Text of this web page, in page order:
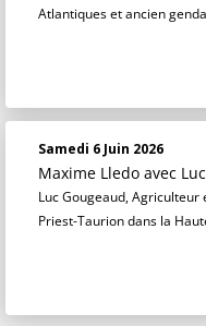
Atlantiques et ancien
Samedi 6 Juin 2026
Maxime Lledo avec
Luc Gougeaud, Agriculteur
Priest-Taurion dans la